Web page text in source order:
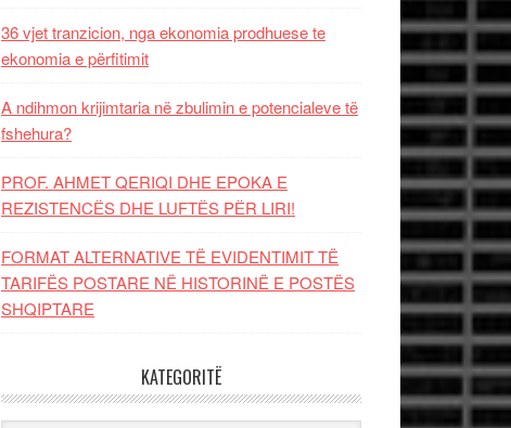
36 vjet tranzicion, nga ekonomia prodhuese te
ekonomia e përfitimit
A ndihmon krijimtaria në zbulimin e potencialeve të
fshehura?
PROF. AHMET QERIQI DHE EPOKA E
REZISTENCЁS DHE LUFTЁS PЁR LIRI!
FORMAT ALTERNATIVE TË EVIDENTIMIT TË
TARIFËS POSTARE NË HISTORINË E POSTËS
SHQIPTARE
KATEGORITË